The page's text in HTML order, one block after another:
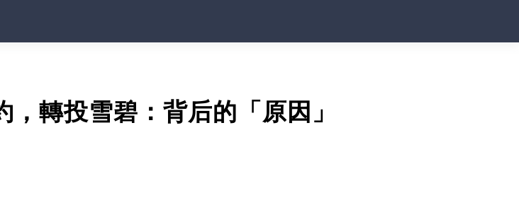
轉投雪碧：背后的「原因」